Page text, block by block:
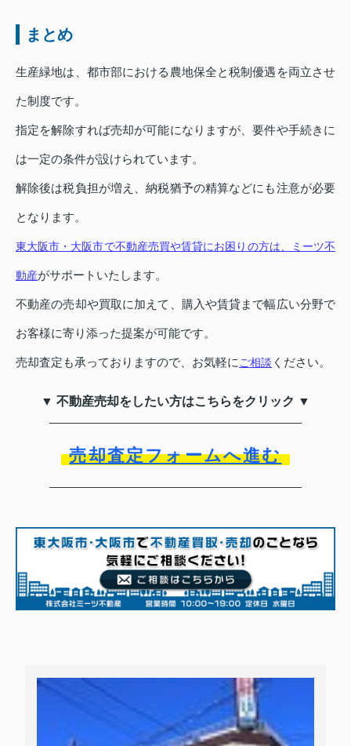
まとめ
生産緑地は、都市部における農地保全と税制優遇を両立させ
た制度です。
指定を解除すれば売却が可能になりますが、要件や手続きに
は一定の条件が設けられています。
解除後は税負担が増え、納税猶予の精算などにも注意が必要
となります。
東大阪市・大阪市で不動産売買や賃貸にお困りの方は、ミーツ不
動産がサポートいたします。
不動産の売却や買取に加えて、購入や賃貸まで幅広い分野で
お客様に寄り添った提案が可能です。
売却査定も承っておりますので、お気軽に ご相談 ください。
▼ 不動産売却をしたい方はこちらをクリック ▼
売却査定フォームへ進む